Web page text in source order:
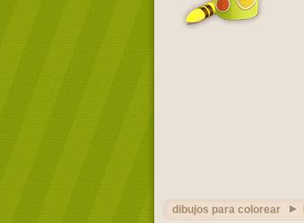
dibujos para colorear